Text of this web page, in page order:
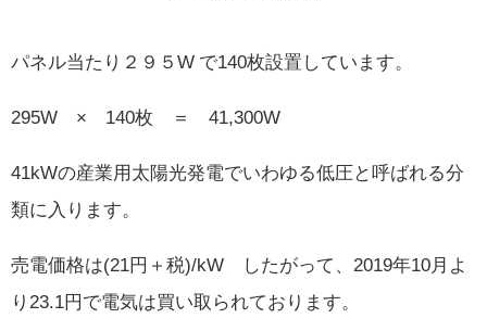
パネル当たり２９５W で140枚設置しています。
295W × 140枚 ＝ 41,300W
41kWの産業用太陽光発電でいわゆる低圧と呼ばれる分
類に入ります。
売電価格は(21円＋税)/kW したがって、2019年10月よ
り23.1円で電気は買い取られております。